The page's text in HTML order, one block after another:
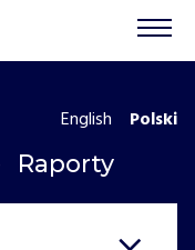
Raporty
English Polski